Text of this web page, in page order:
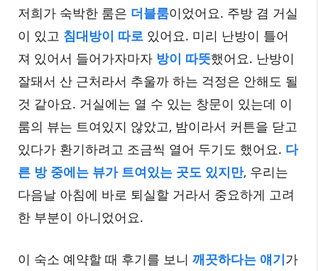
저희가 숙박한 룸은 더블룸이었어요. 주방 겸 거실
이 있고 침대방이 따로 있어요. 미리 난방이 틀어
져 있어서 들어가자마자 방이 따뜻했어요. 난방이
잘돼서 산 근처라서 추울까 하는 걱정은 안해도 될
것 같아요. 거실에는 열 수 있는 창문이 있는데 이
룸의 뷰는 트여있지 않았고, 밤이라서 커튼을 닫고
있다가 환기하려고 조금씩 열어 두기도 했어요. 다
른 방 중에는 뷰가 트여있는 곳도 있지만, 우리는
다음날 아침에 바로 퇴실할 거라서 중요하게 고려
한 부분이 아니었어요.
이 숙소 예약할 때 후기를 보니 깨끗하다는 얘기가